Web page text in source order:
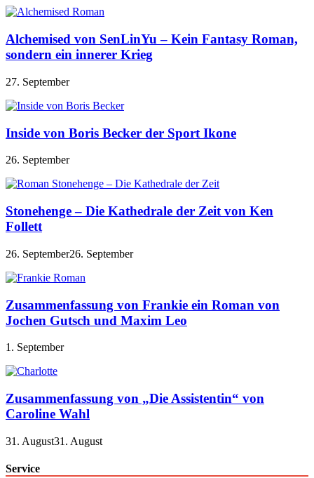
Alchemised von SenLinYu – Kein Fantasy Roman,
sondern ein innerer Krieg
27. September
Inside von Boris Becker der Sport Ikone
26. September
Stonehenge – Die Kathedrale der Zeit von Ken
Follett
26. September26. September
Zusammenfassung von Frankie ein Roman von
Jochen Gutsch und Maxim Leo
1. September
Zusammenfassung von „Die Assistentin“ von
Caroline Wahl
31. August31. August
Service